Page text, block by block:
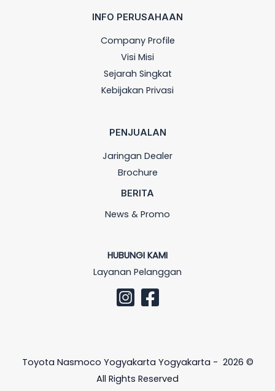
INFO PERUSAHAAN
Company Profile
Visi Misi
Sejarah Singkat
Kebijakan Privasi
PENJUALAN
Jaringan Dealer
Brochure
BERITA
News & Promo
HUBUNGI KAMI
Layanan Pelanggan
Toyota Nasmoco Yogyakarta Yogyakarta - 2026 ©
All Rights Reserved